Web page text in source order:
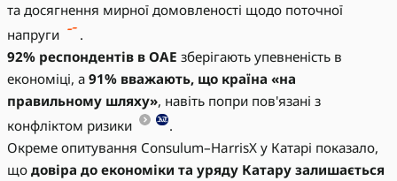
та досягнення мирної домовленості щодо поточної
напруги
.
92% респондентів в ОАЕ зберігають упевненість в
економіці, а 91% вважають, що країна «на
правильному шляху», навіть попри пов'язані з
конфліктом ризики
.
Окреме опитування Consulum–HarrisX у Катарі показало,
що довіра до економіки та уряду Катару залишається